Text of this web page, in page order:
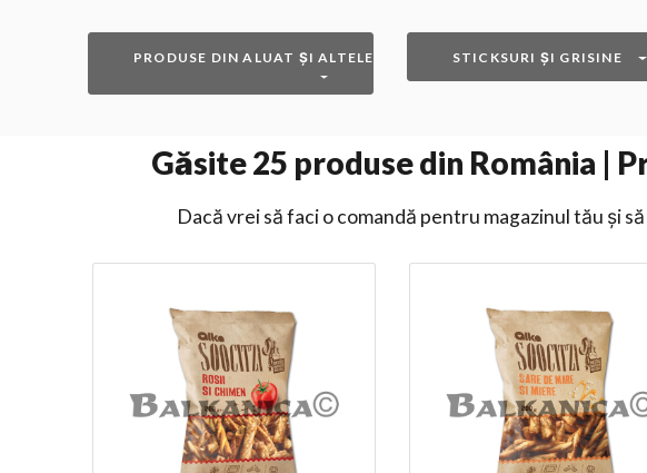
PRODUSE DIN ALUAT ȘI ALTELE STICKSURI ȘI GRISINE
Găsite25 produse din România |
Dacă vrei să faci o comandă pentru magazinul tău și